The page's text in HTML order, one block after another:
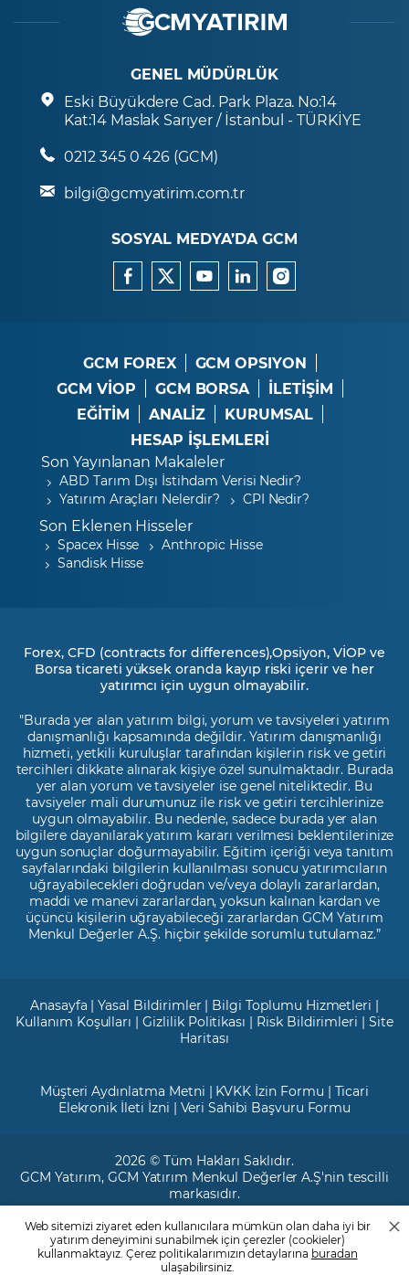
GENEL MÜDÜRLÜK
Eski Büyükdere Cad. Park Plaza. No:14
Kat:14 Maslak Sarıyer / İstanbul - TÜRKİYE
0212 345 0 426 (GCM)
bilgi@gcmyatirim.com.tr
SOSYAL MEDYA’DA GCM
GCM FOREX
GCM OPSIYON
GCM VİOP
GCM BORSA
İLETİŞİM
EĞİTİM
ANALİZ
KURUMSAL
HESAP İŞLEMLERİ
Son Yayınlanan Makaleler
ABD Tarım Dışı İstihdam Verisi Nedir?
Yatırım Araçları Nelerdir?
CPI Nedir?
Son Eklenen Hisseler
Spacex Hisse
Anthropic Hisse
Sandisk Hisse
Forex, CFD (contracts for differences),Opsiyon, VİOP ve
Borsa ticareti yüksek oranda kayıp riski içerir ve her
yatırımcı için uygun olmayabilir.
"Burada yer alan yatırım bilgi, yorum ve tavsiyeleri yatırım
danışmanlığı kapsamında değildir. Yatırım danışmanlığı
hizmeti, yetkili kuruluşlar tarafından kişilerin risk ve getiri
tercihleri dikkate alınarak kişiye özel sunulmaktadır. Burada
yer alan yorum ve tavsiyeler ise genel niteliktedir. Bu
tavsiyeler mali durumunuz ile risk ve getiri tercihlerinize
uygun olmayabilir. Bu nedenle, sadece burada yer alan
bilgilere dayanılarak yatırım kararı verilmesi beklentilerinize
uygun sonuçlar doğurmayabilir. Eğitim içeriği veya tanıtım
sayfalarındaki bilgilerin kullanılması sonucu yatırımcıların
uğrayabilecekleri doğrudan ve/veya dolaylı zararlardan,
maddi ve manevi zararlardan, yoksun kalınan kardan ve
üçüncü kişilerin uğrayabileceği zararlardan GCM Yatırım
Menkul Değerler A.Ş. hiçbir şekilde sorumlu tutulamaz.”
Anasayfa |Yasal Bildirimler | Bilgi Toplumu Hizmetleri |
Kullanım Koşulları |Gizlilik Politikası | Risk Bildirimleri |Site
Haritası
Müşteri Aydınlatma Metni | KVKK İzin Formu | Ticari
Elekronik İleti İzni | Veri Sahibi Başvuru Formu
2026 © Tüm Hakları Saklıdır.
GCM Yatırım, GCM Yatırım Menkul Değerler A.Ş'nin tescilli
markasıdır.
Ticari Sicil No: 799649
Maslak V.D. : 3890707820
Mersis No: 0389070782000015
Web sitemizi ziyaret eden kullanıcılara mümkün olan daha iyi bir
yatırım deneyimini sunabilmek için çerezler (cookieler)
kullanmaktayız. Çerez politikalarımızın detaylarına buradan
ulaşabilirsiniz.